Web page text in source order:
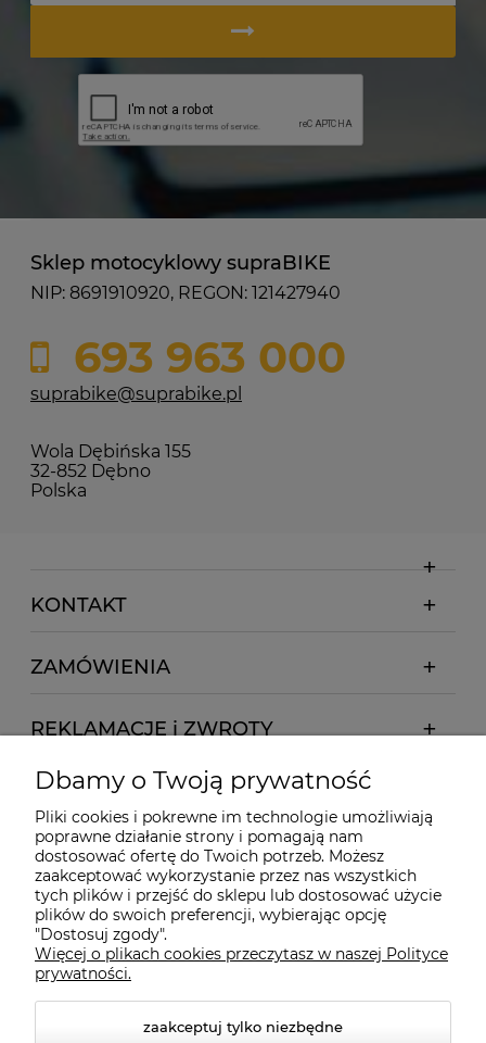
Sklep motocyklowy supraBIKE
NIP: 8691910920, REGON: 121427940
693 963 000
suprabike@suprabike.pl
Wola Dębińska 155
32-852 Dębno
Polska
KONTAKT
ZAMÓWIENIA
REKLAMACJE i ZWROTY
Dbamy o Twoją prywatność
Pliki cookies i pokrewne im technologie umożliwiają
poprawne działanie strony i pomagają nam
dostosować ofertę do Twoich potrzeb. Możesz
zaakceptować wykorzystanie przez nas wszystkich
tych plików i przejść do sklepu lub dostosować użycie
plików do swoich preferencji, wybierając opcję
"Dostosuj zgody".
Więcej o plikach cookies przeczytasz w naszej Polityce
prywatności.
zaakceptuj tylko niezbędne